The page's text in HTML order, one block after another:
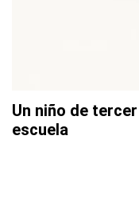
Un niño de
escuela